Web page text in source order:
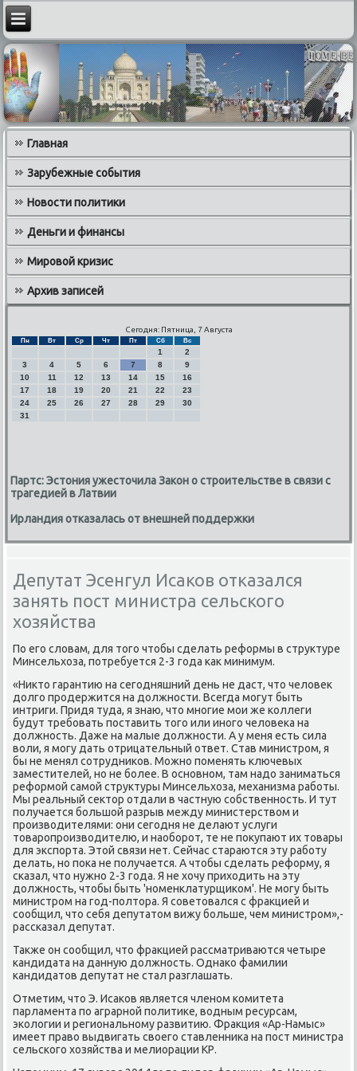
Главная
Зарубежные события
Новости политики
Деньги и финансы
Мировой кризис
Архив записей
Сегодня: Пятница, 7 Августа
Пн Вт Ср Чт Пт Сб Вс
1
2
3
4 5 6 7 8
9
10
11 12 13 14 15
16
17
18 19 20 21 22
23
24
25 26 27 28 29
30
31
Партс: Эстония ужесточила Закон о строительстве в связи с
трагедией в Латвии
Ирландия отказалась от внешней поддержки
Депутат Эсенгул Исаков отказался
занять пост министра сельского
хозяйства
По его словам, для того чтобы сделать реформы в структуре
Минсельхоза, потребуется 2-3 года как минимум.
«Никто гарантию на сегодняшний день не даст, что человек
долго продержится на должности. Всегда могут быть
интриги. Придя туда, я знаю, что многие мои же коллеги
будут требовать поставить того или иного человека на
должность. Даже на малые должности. А у меня есть сила
воли, я могу дать отрицательный ответ. Став министром, я
бы не менял сотрудников. Можно поменять ключевых
заместителей, но не более. В основном, там надо заниматься
реформой самой структуры Минсельхоза, механизма работы.
Мы реальный сектор отдали в частную собственность. И тут
получается большой разрыв между министерством и
производителями: они сегодня не делают услуги
товаропроизводителю, и наоборот, те не покупают их товары
для экспорта. Этой связи нет. Сейчас стараются эту работу
делать, но пока не получается. А чтобы сделать реформу, я
сказал, что нужно 2-3 года. Я не хочу приходить на эту
должность, чтобы быть 'номенклатурщиком'. Не могу быть
министром на год-полтора. Я советовался с фракцией и
сообщил, что себя депутатом вижу больше, чем министром»,-
рассказал депутат.
Также он сообщил, что фракцией рассматриваются четыре
кандидата на данную должность. Однако фамилии
кандидатов депутат не стал разглашать.
Отметим, что Э. Исаков является членом комитета
парламента по аграрной политике, водным ресурсам,
экологии и региональному развитию. Фракция «Ар-Намыс»
имеет право выдвигать своего ставленника на пост министра
сельского хозяйства и мелиорации КР.